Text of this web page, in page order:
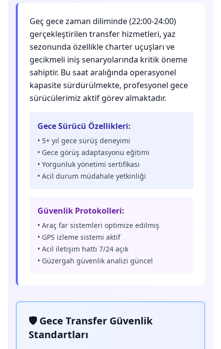
Geç gece zaman diliminde (22:00-24:00)
gerçekleştirilen transfer hizmetleri, yaz
sezonunda özellikle charter uçuşları ve
gecikmeli iniş senaryolarında kritik öneme
sahiptir. Bu saat aralığında operasyonel
kapasite sürdürülmekte, profesyonel gece
sürücülerimiz aktif görev almaktadır.
Gece Sürücü Özellikleri:
• 5+ yıl gece sürüş deneyimi
• Gece görüş adaptasyonu eğitimi
• Yorgunluk yönetimi sertifikası
• Acil durum müdahale yetkinliği
Güvenlik Protokolleri:
• Araç far sistemleri optimize edilmiş
• GPS izleme sistemi aktif
• Acil iletişim hattı 7/24 açık
• Güzergah güvenlik analizi güncel
🛡️ Gece Transfer Güvenlik
Standartları